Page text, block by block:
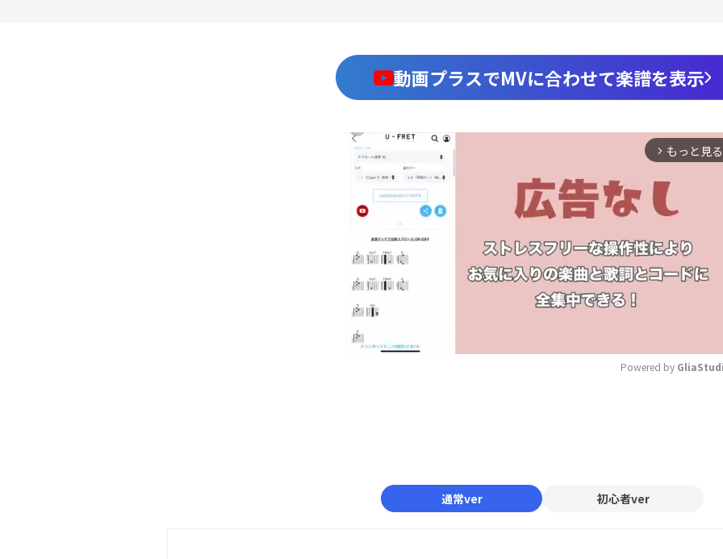
動画プラスでMVに合わせて楽譜を表示
arrow_forward_ios もっと見る
Powered by
通常ver 初心者ver